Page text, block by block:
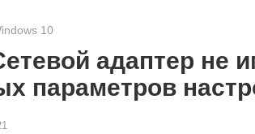
10
адаптер не
параметров